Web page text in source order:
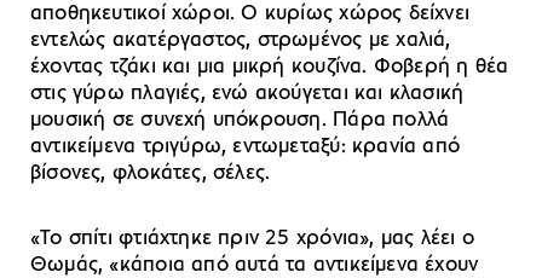
αποθηκευτικοί χώροι. Ο κυρίως χώρος δείχνει
εντελώς ακατέργαστος, στρωμένος με χαλιά,
έχοντας τζάκι και μια μικρή κουζίνα. Φοβερή η θέα
στις γύρω πλαγιές, ενώ ακούγεται και κλασική
μουσική σε συνεχή υπόκρουση. Πάρα πολλά
αντικείμενα τριγύρω, εντωμεταξύ: κρανία από
βίσονες, φλοκάτες, σέλες.
«Το σπίτι φτιάχτηκε πριν 25 χρόνια», μας λέει ο
Θωμάς, «κάποια από αυτά τα αντικείμενα έχουν